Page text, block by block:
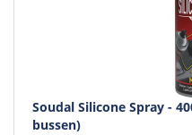
Soudal Silicone Spray -
bussen)